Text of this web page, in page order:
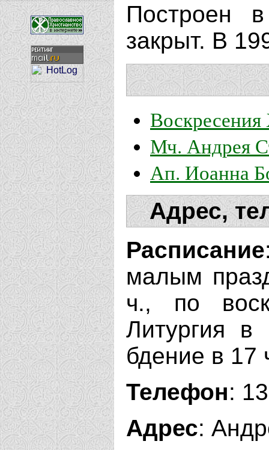
Построен
закрыт. В
Воскресения
Мч. Андрея
Ап. Иоанна
Адрес,
Расписание
малым
ч., по
Литургия в
бдение в 17
Телефон:
Адрес: